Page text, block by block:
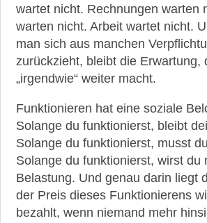
wartet nicht. Rechnungen warten
warten nicht. Arbeit wartet nicht.
man sich aus manchen
zurückzieht, bleibt die Erwartung,
„irgendwie“ weiter macht.
Funktionieren hat eine soziale
Solange du funktionierst, bleibt
Solange du funktionierst, musst
Solange du funktionierst, wirst du
Belastung. Und genau darin liegt
der Preis dieses Funktionierens
bezahlt, wenn niemand mehr